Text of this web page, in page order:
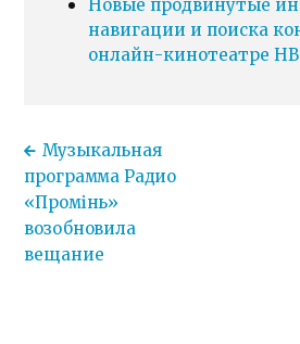
Новые продвинутые
навигации и поиска
онлайн-кинотеатре
Музыкальная
программа Радио
«Промінь»
возобновила
вещание